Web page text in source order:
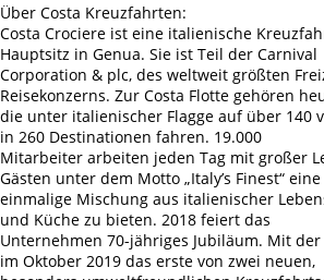
Über Costa Kreuzfahrten:
Costa Crociere ist eine italienische
Hauptsitz in Genua. Sie ist Teil der Carnival
Corporation & plc, des weltweit größten
Reisekonzerns. Zur Costa Flotte gehören
die unter italienischer Flagge auf über 140
in 260 Destinationen fahren. 19.000
Mitarbeiter arbeiten jeden Tag mit großer
Gästen unter dem Motto „Italy’s Finest“ eine
einmalige Mischung aus italienischer
und Küche zu bieten. 2018 feiert das
Unternehmen 70-jähriges Jubiläum. Mit
im Oktober 2019 das erste von zwei neuen,